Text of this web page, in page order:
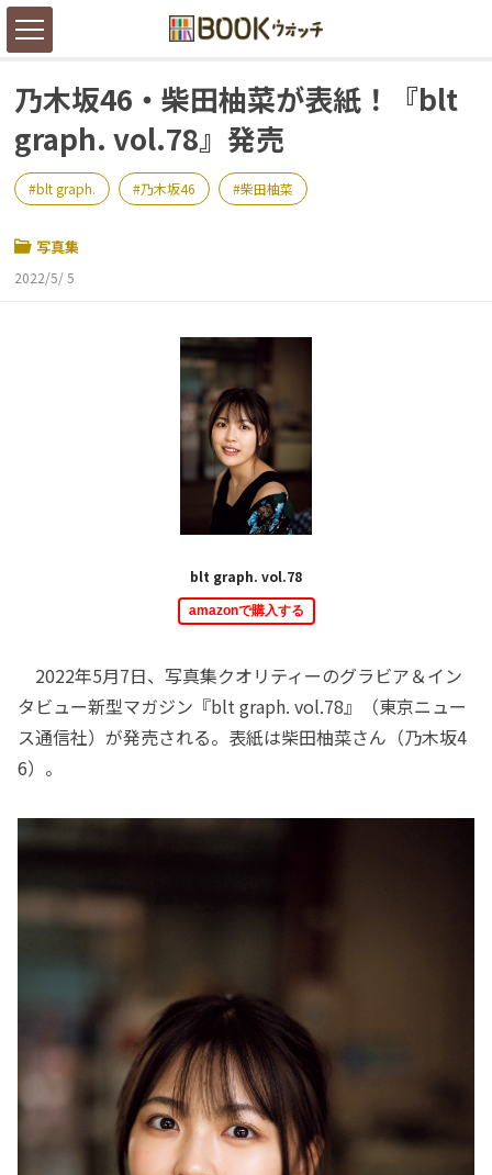
乃木坂46・柴田柚菜が表紙！『blt
graph. vol.78』発売
blt graph. 乃木坂46 柴田柚菜
写真集
2022/5/ 5
blt graph. vol.78
amazonで購入する
2022年5月7日、写真集クオリティーのグラビア＆イン
タビュー新型マガジン『blt graph. vol.78』（東京ニュー
ス通信社）が発売される。表紙は柴田柚菜さん（乃木坂4
6）。